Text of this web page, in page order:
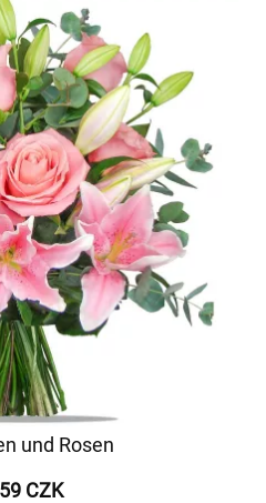
und Rosen
CZK